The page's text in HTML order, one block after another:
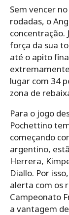
Sem vencer
rodadas, o
concentração.
força da sua
até o apito
lugar com 34
zona de
Para o jogo
Pochettino
começando
argentino,
Herrera,
Diallo. Por
alerta com os
Campeonato
a vantagem